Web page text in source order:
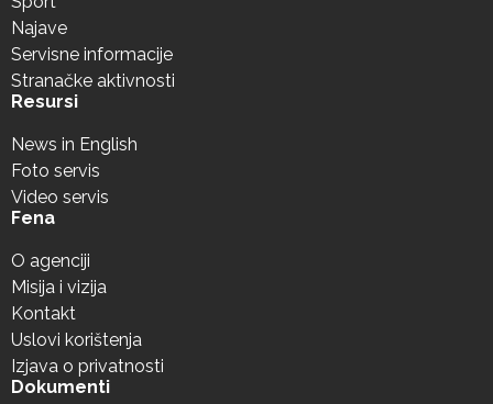
Najave
Servisne informacije
Stranačke aktivnosti
Resursi
News in English
Foto servis
Video servis
Fena
O agenciji
Misija i vizija
Kontakt
Uslovi korištenja
Izjava o privatnosti
Dokumenti